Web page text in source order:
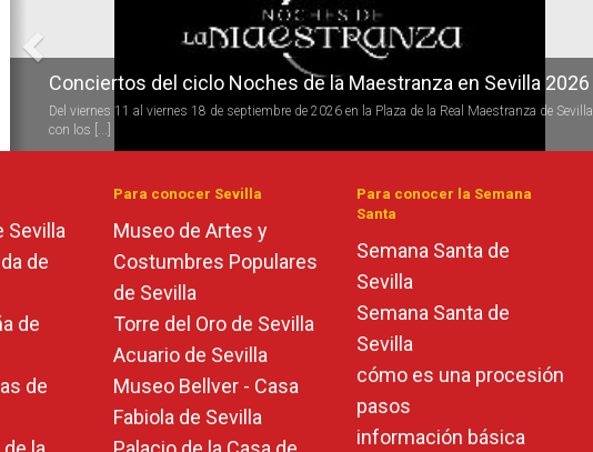
Conciertos del ciclo Noches de la Maestranza en Sevilla 2026
Del viernes 11 al viernes 18 de septiembre de 2026 en la Plaza de la Real Maestranza de Sevilla
con los [...]
Sevilla
de
de
de
Para conocer Sevilla
Museo de Artes y
Costumbres Populares
de Sevilla
Torre del Oro de Sevilla
Acuario de Sevilla
Museo Bellver - Casa
Fabiola de Sevilla
Para conocer la Semana
Santa
Semana Santa de
Sevilla
Semana Santa de
Sevilla
cómo es una procesión
pasos
información básica